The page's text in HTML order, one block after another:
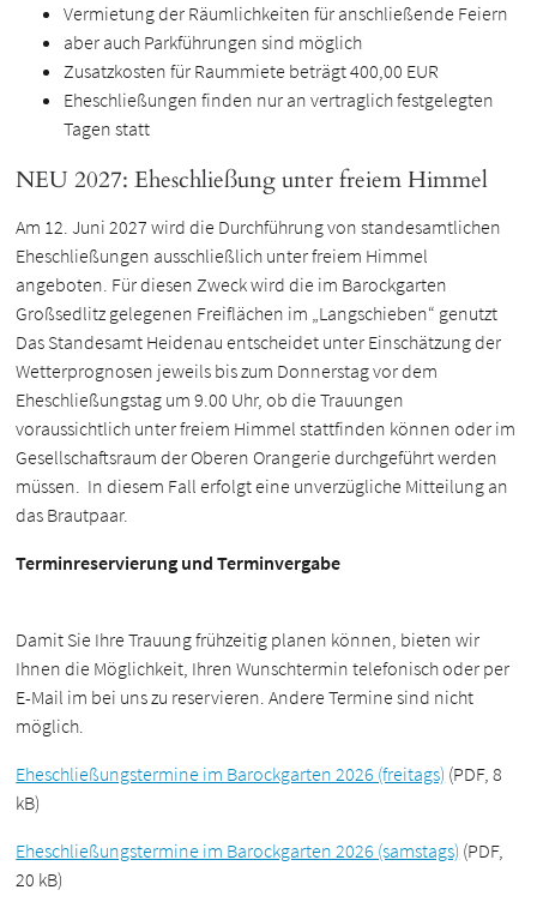
Vermietung der Räumlichkeiten für anschließende Feiern
aber auch Parkführungen sind möglich
Zusatzkosten für Raummiete beträgt 400,00 EUR
Eheschließungen finden nur an vertraglich festgelegten
Tagen statt
NEU 2027: Eheschließung unter freiem Himmel
Am 12. Juni 2027 wird die Durchführung von standesamtlichen
Eheschließungen ausschließlich unter freiem Himmel
angeboten. Für diesen Zweck wird die im Barockgarten
Großsedlitz gelegenen Freiflächen im „Langschieben“ genutzt
Das Standesamt Heidenau entscheidet unter Einschätzung der
Wetterprognosen jeweils bis zum Donnerstag vor dem
Eheschließungstag um 9.00 Uhr, ob die Trauungen
voraussichtlich unter freiem Himmel stattfinden können oder im
Gesellschaftsraum der Oberen Orangerie durchgeführt werden
müssen. In diesem Fall erfolgt eine unverzügliche Mitteilung an
das Brautpaar.
Terminreservierung und Terminvergabe
Damit Sie Ihre Trauung frühzeitig planen können, bieten wir
Ihnen die Möglichkeit, Ihren Wunschtermin telefonisch oder per
E-Mail im bei uns zu reservieren. Andere Termine sind nicht
möglich.
Eheschließungstermine im Barockgarten 2026 (freitags) (PDF, 8
kB)
Eheschließungstermine im Barockgarten 2026 (samstags) (PDF,
20 kB)